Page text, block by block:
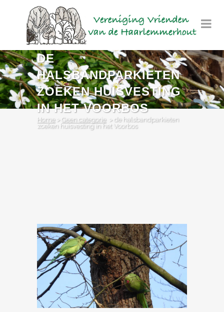
DE
HALSBANDPARKIETEN
ZOEKEN HUISVESTING
IN HET VOORBOS
Home> Geen categorie > de halsbandparkieten
zoeken huisvesting in het Voorbos